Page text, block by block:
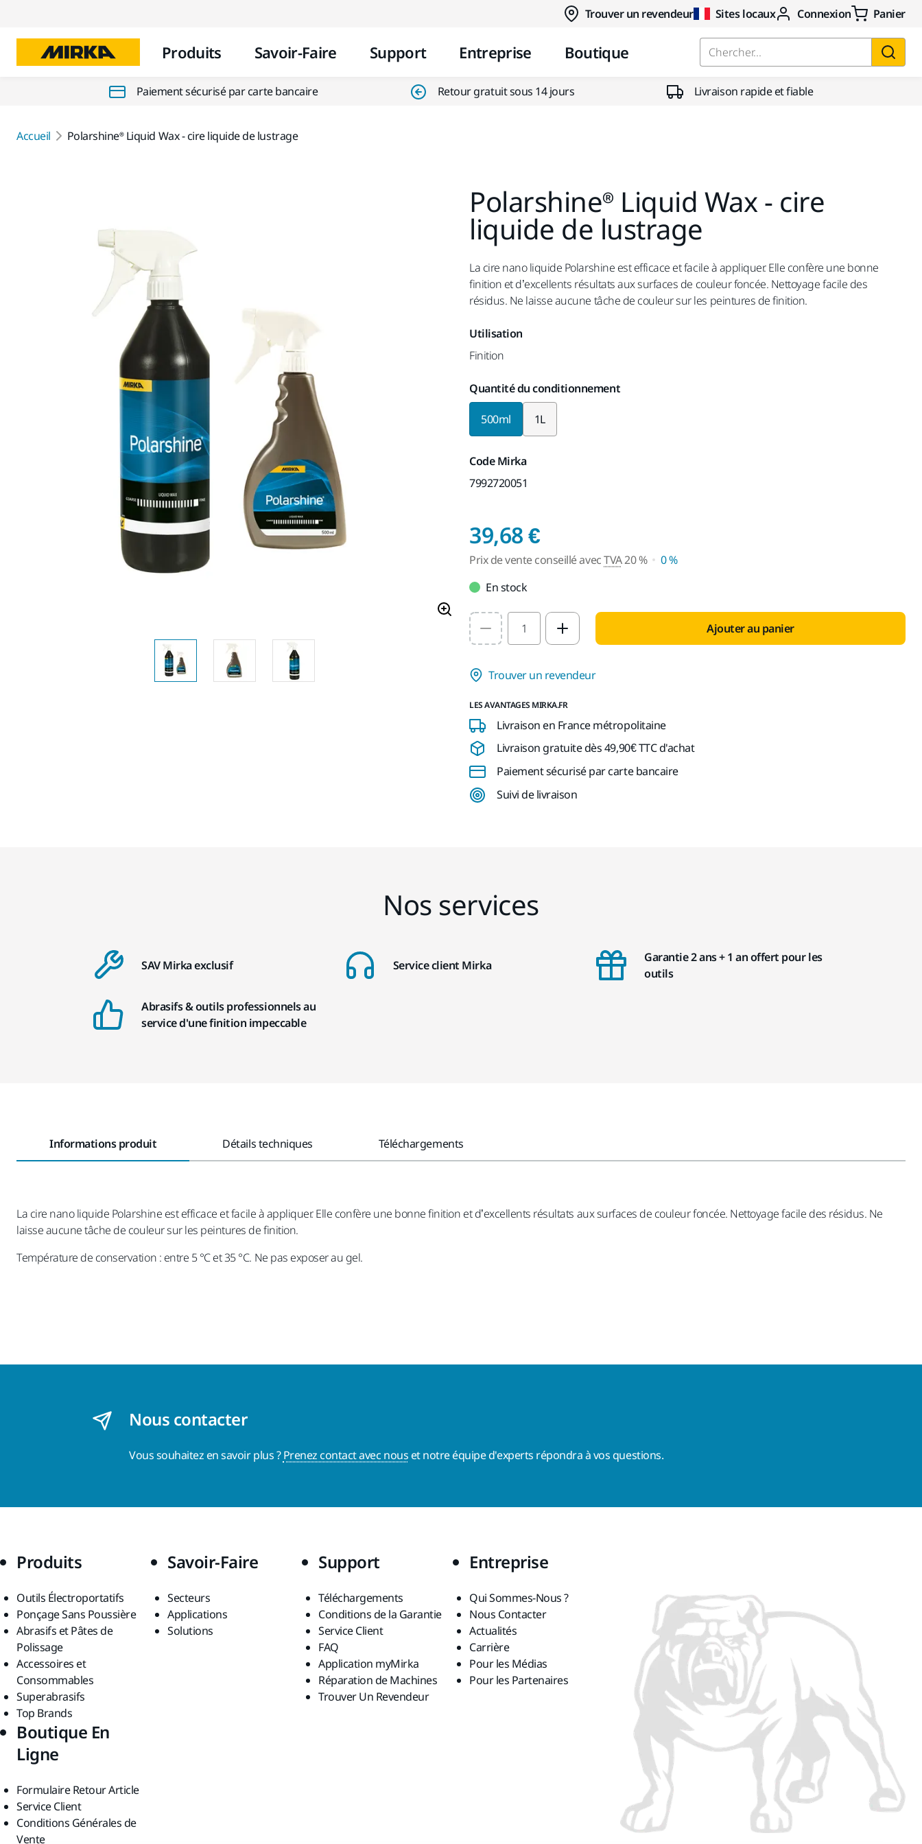
Trouver un revendeur Sites locaux Connexion Panier
Produits Savoir-Faire Support Entreprise Boutique Chercher...
Paiement sécurisé par carte bancaire Retour gratuit sous 14 jours Livraison rapide et fiable
Accueil Polarshine® Liquid Wax - cire liquide de lustrage
Polarshine® Liquid Wax - cire
liquide de lustrage
La cire nano liquide Polarshine est efficace et facile à appliquer. Elle confère une bonne
finition et d’excellents résultats aux surfaces de couleur foncée. Nettoyage facile des
résidus. Ne laisse aucune tâche de couleur sur les peintures de finition.
Utilisation
Finition
Quantité du conditionnement
500ml 1L
Code Mirka
7992720051
39,68 €Prix de vente conseillé avec TVA 20
Prix de vente conseillé avecTVA20 %
0 %
En stock
Select quantity value Ajouter au panier
Trouver un revendeur
LES AVANTAGES MIRKA.FR
Livraison en France métropolitaine
Livraison gratuite dès 49,90€ TTC d'achat
Paiement sécurisé par carte bancaire
Suivi de livraison
Nos services
SAV Mirka exclusif Service client Mirka
Garantie 2 ans + 1 an offert pour les
outils
Abrasifs & outils professionnels au
service d'une finition impeccable
Informations produit Détails techniques Téléchargements
La cire nano liquide Polarshine est efficace et facile à appliquer. Elle confère une bonne finition et d’excellents résultats aux surfaces de couleur foncée. Nettoyage facile des résidus. Ne
laisse aucune tâche de couleur sur les peintures de finition.
Température de conservation : entre 5 °C et 35 °C. Ne pas exposer au gel.
Nous contacter
Vous souhaitez en savoir plus ?Prenez contact avec nous et notre équipe d'experts répondra à vos questions.
Produits
Outils Électroportatifs
Ponçage Sans Poussière
Abrasifs et Pâtes de
Polissage
Accessoires et
Consommables
Superabrasifs
Top Brands
Savoir-Faire
Secteurs
Applications
Solutions
Support
Téléchargements
Conditions de la Garantie
Service Client
FAQ
Application myMirka
Réparation de Machines
Trouver Un Revendeur
Entreprise
Qui Sommes-Nous ?
Nous Contacter
Actualités
Carrière
Pour les Médias
Pour les Partenaires
Boutique En
Ligne
Formulaire Retour Article
Service Client
Conditions Générales de
Vente